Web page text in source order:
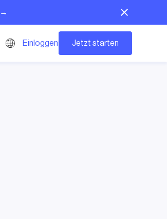
→
Einloggen Jetzt starten